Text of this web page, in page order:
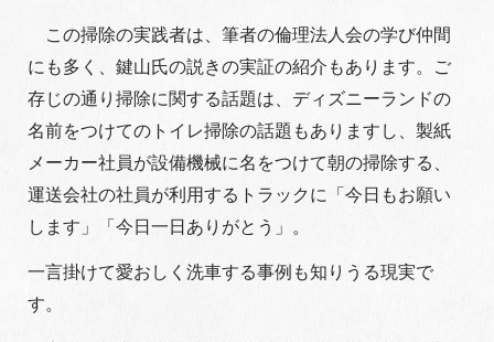
この掃除の実践者は、筆者の倫理法人会の学び仲間
にも多く、鍵山氏の説きの実証の紹介もあります。ご
存じの通り掃除に関する話題は、ディズニーランドの
名前をつけてのトイレ掃除の話題もありますし、製紙
メーカー社員が設備機械に名をつけて朝の掃除する、
運送会社の社員が利用するトラックに「今日もお願い
します」「今日一日ありがとう」。
一言掛けて愛おしく洗車する事例も知りうる現実で
す。